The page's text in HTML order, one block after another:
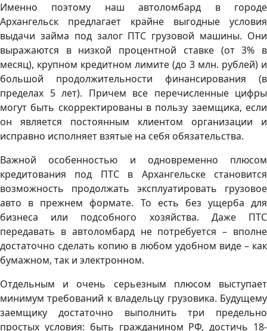
Именно поэтому наш автоломбард в городе
Архангельск предлагает крайне выгодные условия
выдачи займа под залог ПТС грузовой машины. Они
выражаются в низкой процентной ставке (от 3% в
месяц), крупном кредитном лимите (до 3 млн. рублей) и
большой продолжительности финансирования (в
пределах 5 лет). Причем все перечисленные цифры
могут быть скорректированы в пользу заемщика, если
он является постоянным клиентом организации и
исправно исполняет взятые на себя обязательства.
Важной особенностью и одновременно плюсом
кредитования под ПТС в Архангельске становится
возможность продолжать эксплуатировать грузовое
авто в прежнем формате. То есть без ущерба для
бизнеса или подсобного хозяйства. Даже ПТС
передавать в автоломбард не потребуется – вполне
достаточно сделать копию в любом удобном виде – как
бумажном, так и электронном.
Отдельным и очень серьезным плюсом выступает
минимум требований к владельцу грузовика. Будущему
заемщику достаточно выполнить три предельно
простых условия: быть гражданином РФ, достичь 18-